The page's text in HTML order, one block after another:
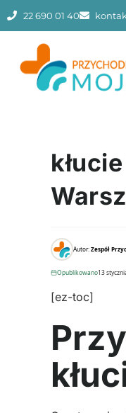
22 690 01 40
Autor:Zespół
Opublikowano13
[ez-toc]